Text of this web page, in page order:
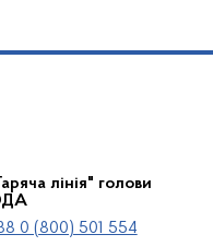
лінія" голови
0 (800) 501 554